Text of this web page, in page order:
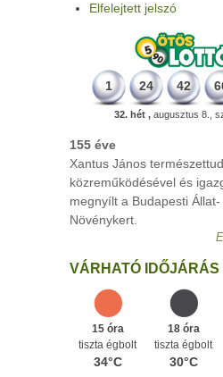
Elfelejtett jelszó
1 24 42
32. hét , augusztus 8.,
VÁRHATÓ IDŐJÁRÁS
15 óra
tiszta égbolt
34°C
18 óra
tiszta égbolt
30°C